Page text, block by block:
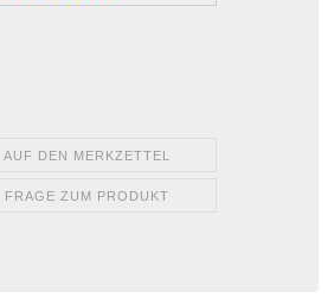
AUF DEN MERKZETTEL
FRAGE ZUM PRODUKT